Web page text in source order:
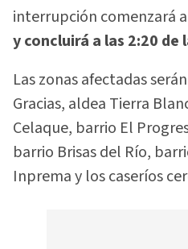
interrupción comenzará
y concluirá a las 2:20 de
Las zonas afectadas
Gracias, aldea Tierra
Celaque, barrio El
barrio Brisas del Río,
Inprema y los caseríos